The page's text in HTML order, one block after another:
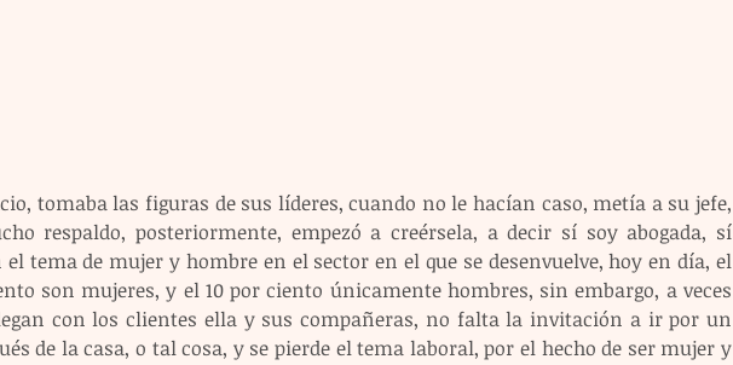
tomaba las figuras de sus líderes, cuando no le hacían caso, metía a su jefe,
respaldo, posteriormente, empezó a creérsela, a decir sí soy abogada, sí
el tema de mujer y hombre en el sector en el que se desenvuelve, hoy en día, el
son mujeres, y el 10 por ciento únicamente hombres, sin embargo, a veces
con los clientes ella y sus compañeras, no falta la invitación a ir por un
de la casa, o tal cosa, y se pierde el tema laboral, por el hecho de ser mujer y